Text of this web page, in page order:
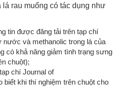
rau muống có tác dụng như
tin được đăng tải trên tạp chí
nước và methanolic trong lá của
có khả năng giảm tình trạng sưng
chuột);
chí Journal of
biết khi thí nghiệm trên chuột cho